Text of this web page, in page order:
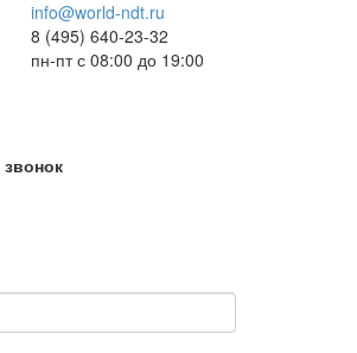
info@world-ndt.ru
8 (495) 640-23-32
пн-пт с 08:00 до 19:00
звонок